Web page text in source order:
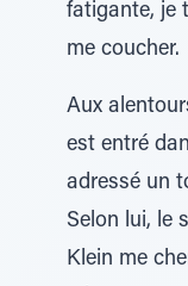
fatigante, je
me coucher.
Aux
est entré
adressé un
Selon lui, le
Klein me